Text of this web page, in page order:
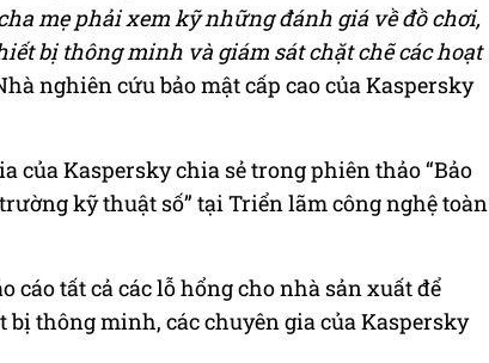
mẹ phải xem kỹ những đánh giá về đồ chơi,
bị thông minh và giám sát chặt chẽ các hoạt
nghiên cứu bảo mật cấp cao của Kaspersky
của Kaspersky chia sẻ trong phiên thảo “Bảo
kỹ thuật số” tại Triển lãm công nghệ toàn
tất cả các lỗ hổng cho nhà sản xuất để
bị thông minh, các chuyên gia của Kaspersky